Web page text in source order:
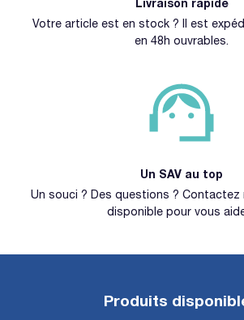
Livraison rapide
Votre article est en stock ? Il est
en 48h ouvrables.
Un SAV au top
Un souci ? Des questions ?
disponible pour vous
Produits